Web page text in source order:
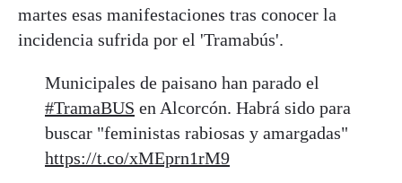
martes esas manifestaciones tras conocer la
incidencia sufrida por el 'Tramabús'.
Municipales de paisano han parado el
#TramaBUS en Alcorcón. Habrá sido para
buscar "feministas rabiosas y amargadas"
https://t.co/xMEprn1rM9